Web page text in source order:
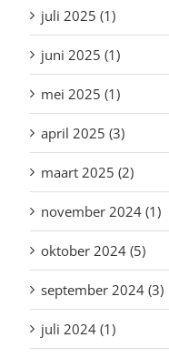
juli 2025 (1)
juni 2025 (1)
mei 2025 (1)
april 2025 (3)
maart 2025 (2)
november 2024 (1)
oktober 2024 (5)
september 2024 (3)
juli 2024 (1)